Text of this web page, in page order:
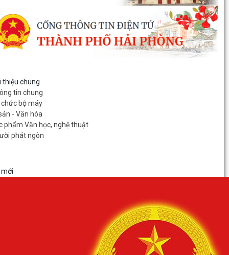
thiệu chung
tin chung
bộ máy
- Văn hóa
phẩm Văn học, nghệ thuật
phát ngôn